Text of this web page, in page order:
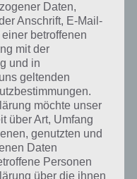
indem du in der App
sind, hast du hier stets
nicht mehr?
der eine Zahl enthält
Daten,
Anschrift, E-Mail-
betroffenen
mit der
und in
geltenden
möchte unser
über Art, Umfang
genutzten und
Daten
Personen
über die ihnen